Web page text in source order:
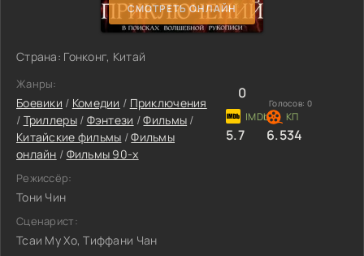
СМОТРЕТЬ ОНЛАЙН
Страна: Гонконг, Китай
Жанры:
Боевики / Комедии / Приключения
/ Триллеры/ Фэнтези /Фильмы /
Китайские фильмы /Фильмы
онлайн / Фильмы 90-х
Режиссёр:
Тони Чин
Сценарист:
Тсаи Му Хо, Тиффани Чан
0
Голосов: 0
5.7 6.534